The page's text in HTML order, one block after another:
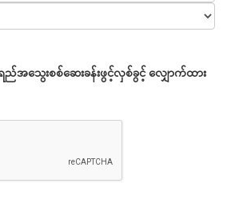
MB.
Allowed
types:
ည်အသွေးစစ်ဆေးခန်းဖွင့်လှစ်ခွင့် လျှောက်ထား